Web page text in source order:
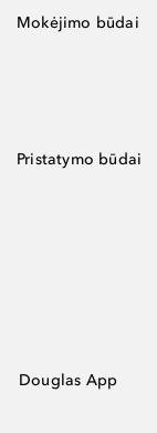
Mokėjimo būdai
Pristatymo būdai
Douglas App